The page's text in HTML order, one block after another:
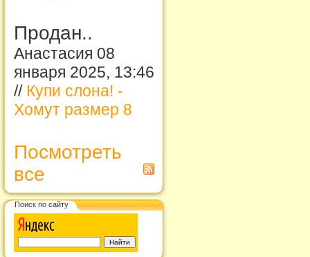
Продан..
Анастасия 08
января 2025, 13:46
// Купи слона! -
Хомут размер 8
Посмотреть
все
Поиск по сайту